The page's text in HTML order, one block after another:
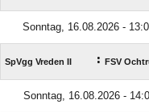
Sonntag, 16.08.2026 -
SpVgg Vreden II : FSV
Sonntag, 16.08.2026 -